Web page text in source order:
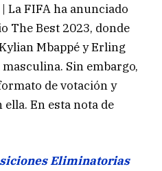
La FIFA ha anunciado
The Best 2023, donde
Mbappé y Erling
Sin embargo,
de votación y
En esta nota de
Eliminatorias